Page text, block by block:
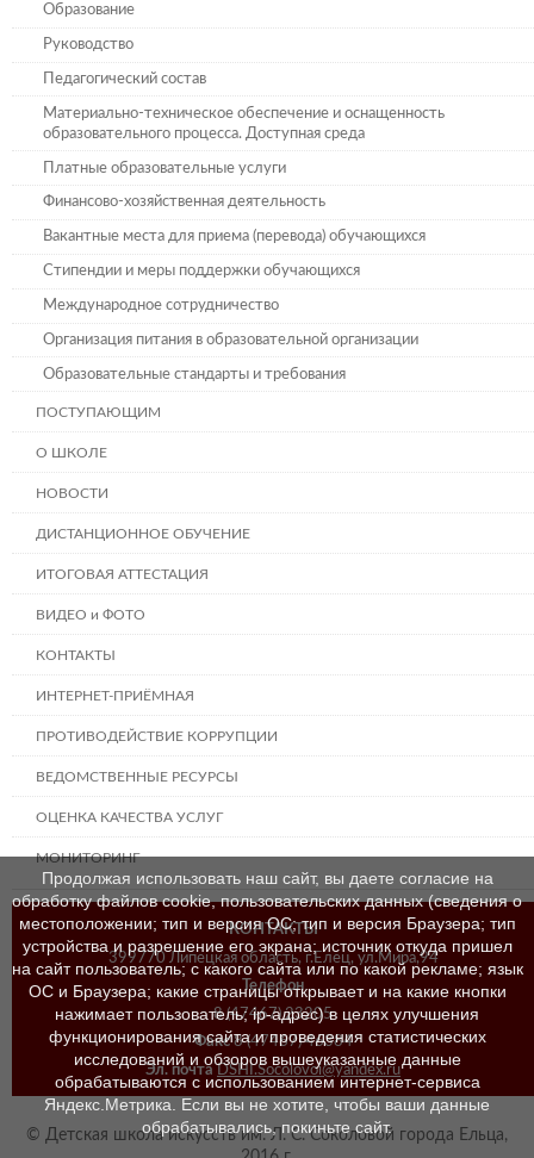
Образование
Руководство
Педагогический состав
Материально-техническое обеспечение и оснащенность
образовательного процесса. Доступная среда
Платные образовательные услуги
Финансово-хозяйственная деятельность
Вакантные места для приема (перевода) обучающихся
Стипендии и меры поддержки обучающихся
Международное сотрудничество
Организация питания в образовательной организации
Образовательные стандарты и требования
ПОСТУПАЮЩИМ
О ШКОЛЕ
НОВОСТИ
ДИСТАНЦИОННОЕ ОБУЧЕНИЕ
ИТОГОВАЯ АТТЕСТАЦИЯ
ВИДЕО и ФОТО
КОНТАКТЫ
ИНТЕРНЕТ-ПРИЁМНАЯ
ПРОТИВОДЕЙСТВИЕ КОРРУПЦИИ
ВЕДОМСТВЕННЫЕ РЕСУРСЫ
ОЦЕНКА КАЧЕСТВА УСЛУГ
МОНИТОРИНГ
КОНТАКТЫ
399770 Липецкая область, г.Елец, ул.Мира,94
Телефон
8 (47467) 23205
Факс8 (47467) 46384
Эл. почта DSHI.Socolovoi@yandex.ru
© Детская школа искусств им. Л. С. Соколовой города Ельца,
Продолжая использовать наш сайт, вы даете согласие на
обработку файлов cookie, пользовательских данных (сведения о
местоположении; тип и версия ОС; тип и версия Браузера; тип
устройства и разрешение его экрана; источник откуда пришел
на сайт пользователь; с какого сайта или по какой рекламе; язык
ОС и Браузера; какие страницы открывает и на какие кнопки
нажимает пользователь; ip-адрес) в целях улучшения
функционирования сайта и проведения статистических
исследований и обзоров вышеуказанные данные
обрабатываются с использованием интернет-сервиса
Яндекс.Метрика. Если вы не хотите, чтобы ваши данные
обрабатывались, покиньте сайт.